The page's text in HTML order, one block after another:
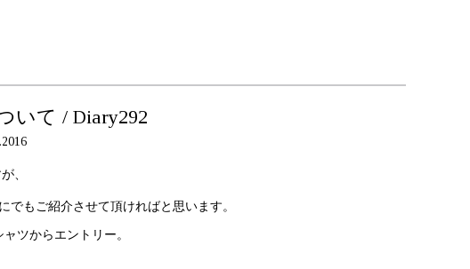
いて / Diary292
、
もご紹介させて頂ければと思います。
ツからエントリー。